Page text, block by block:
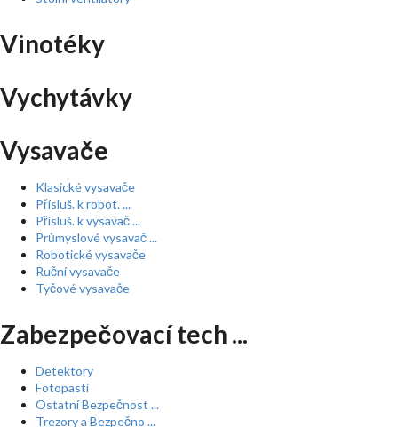
Vinotéky
Vychytávky
Vysavače
Klasické vysavače
Přísluš. k robot. ...
Přísluš. k vysavač ...
Průmyslové vysavač ...
Robotické vysavače
Ruční vysavače
Tyčové vysavače
Zabezpečovací tech ...
Detektory
Fotopasti
Ostatní Bezpečnost ...
Trezory a Bezpečno ...